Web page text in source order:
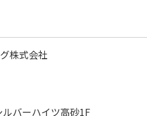
株式会社
バーハイツ高砂1F